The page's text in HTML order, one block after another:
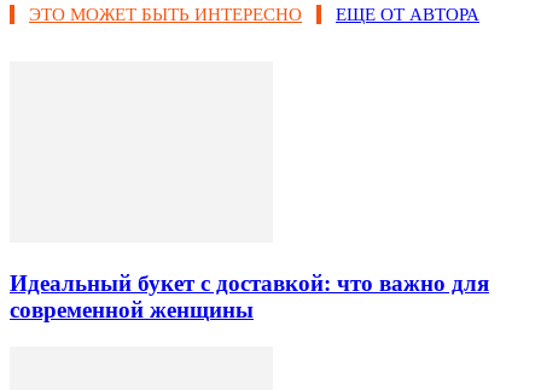
ЭТО МОЖЕТ БЫТЬ ИНТЕРЕСНО ЕЩЕ ОТ АВТОРА
Идеальный букет с доставкой: что важно для
современной женщины